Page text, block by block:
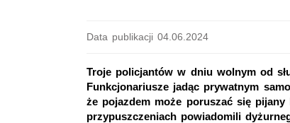
Data publikacji 04.06.2024
Troje policjantów w dniu wolnym od
Funkcjonariusze jadąc prywatnym
że pojazdem może poruszać się
przypuszczeniach powiadomili